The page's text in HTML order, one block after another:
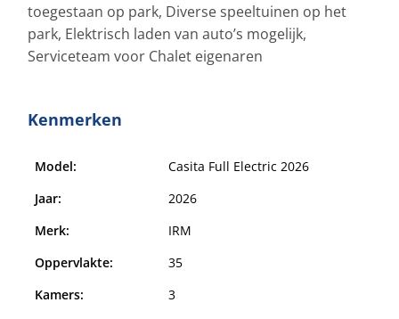
toegestaan op park, Diverse speeltuinen op het
park, Elektrisch laden van auto’s mogelijk,
Serviceteam voor Chalet eigenaren
Kenmerken
Model:
Casita Full Electric 2026
Jaar:
2026
Merk:
IRM
Oppervlakte:
35
Kamers:
3